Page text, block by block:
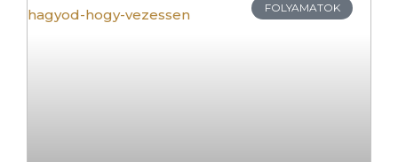
FOLYAMATOK